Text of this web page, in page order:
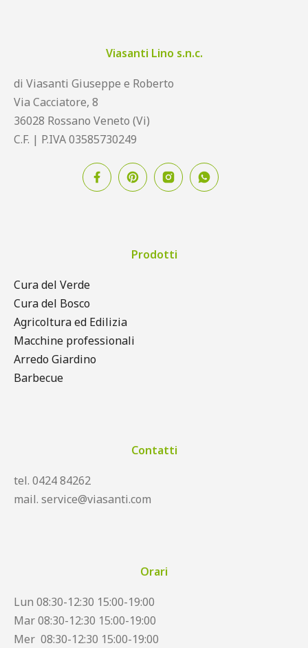
Viasanti Lino s.n.c.
di Viasanti Giuseppe e Roberto
Via Cacciatore, 8
36028 Rossano Veneto (Vi)
C.F. | P.IVA 03585730249
Prodotti
Cura del Verde
Cura del Bosco
Agricoltura ed Edilizia
Macchine professionali
Arredo Giardino
Barbecue
Contatti
tel. 0424 84262
mail. service@viasanti.com
Orari
Lun 08:30-12:30 15:00-19:00
Mar 08:30-12:30 15:00-19:00
Mer 08:30-12:30 15:00-19:00